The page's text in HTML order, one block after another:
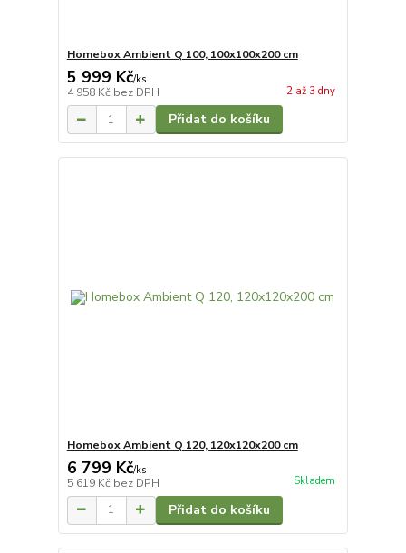
Homebox Ambient Q 100, 100x100x200 cm
5 999 Kč/ks
4 958 Kč bez DPH 2 až 3 dny
Přidat do košíku
Homebox Ambient Q 120, 120x120x200 cm
6 799 Kč/ks
5 619 Kč bez DPH Skladem
Přidat do košíku